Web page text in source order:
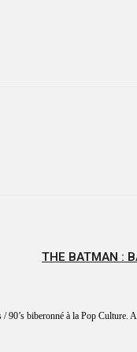
THE BATMAN :
biberonné à la Pop Culture.